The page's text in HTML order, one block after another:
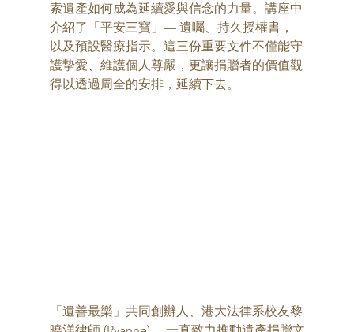
索遺產如何成為延續愛與信念的力量。講座中
介紹了「平安三寶」— 遺囑、持久授權書，
以及預設醫療指示。這三份重要文件不僅能守
護摯愛、維護個人尊嚴，更讓捐贈者的價值觀
得以透過周全的安排，延續下去。
「遺善最樂」共同創辦人、港大法律系校友黎